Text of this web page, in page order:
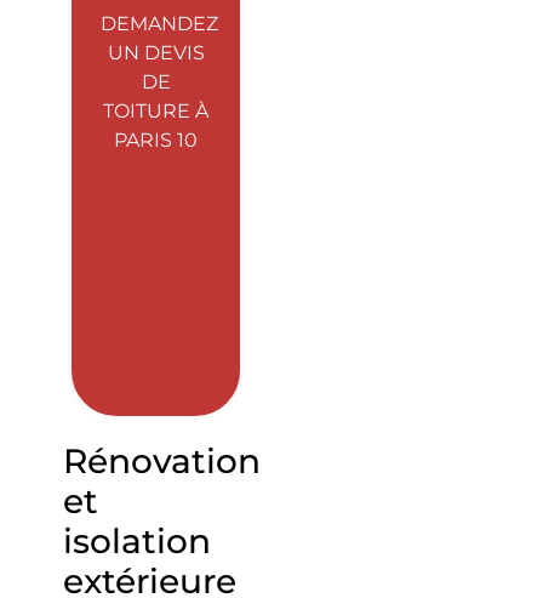
DEMANDEZ
UN DEVIS
DE
TOITURE À
PARIS 10
Rénovation
et
isolation
extérieure